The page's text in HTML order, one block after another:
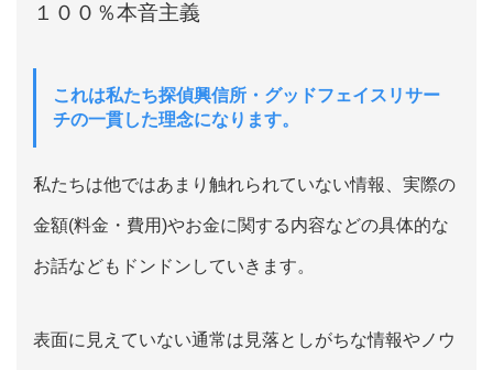
１００％本音主義
これは私たち探偵興信所・グッドフェイスリサー
チの一貫した理念になります。
私たちは他ではあまり触れられていない情報、実際の
金額(料金・費用)やお金に関する内容などの具体的な
お話などもドンドンしていきます。
表面に見えていない通常は見落としがちな情報やノウ